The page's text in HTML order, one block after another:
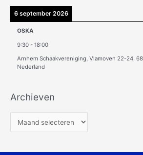
6 september 2026
OSKA
9:30 -18:00
Arnhem Schaakvereniging, Vlamoven 22-24,
Nederland
Archieven